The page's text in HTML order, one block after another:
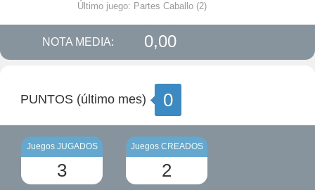
Último juego: Partes Caballo (2)
NOTA MEDIA: 0,00
PUNTOS (último mes) 0
Juegos JUGADOS
3
Juegos CREADOS
2